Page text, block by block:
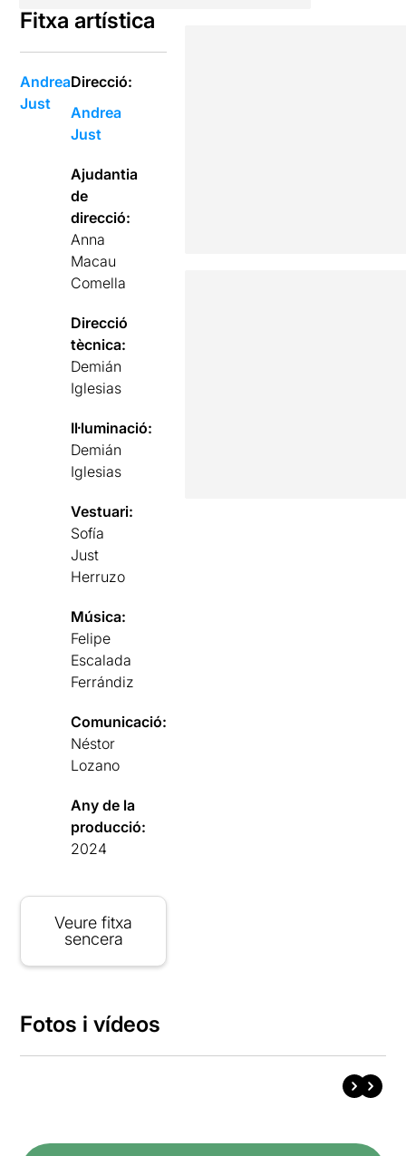
Fitxa artística
Andrea
Just
Direcció:
Andrea
Just
Ajudantia
de
direcció:
Anna
Macau
Comella
Direcció
tècnica:
Demián
Iglesias
Il·luminació:
Demián
Iglesias
Vestuari:
Sofía
Just
Herruzo
Música:
Felipe
Escalada
Ferrándiz
Comunicació:
Néstor
Lozano
Any de la
producció:
2024
Veure fitxa
sencera
Fotos i vídeos